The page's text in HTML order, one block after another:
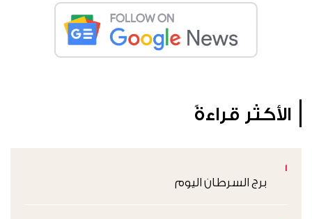
الأكثر قراءةً
1
برج السرطان اليوم